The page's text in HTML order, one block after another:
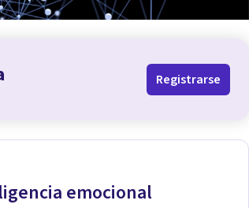
Registrarse
emocional